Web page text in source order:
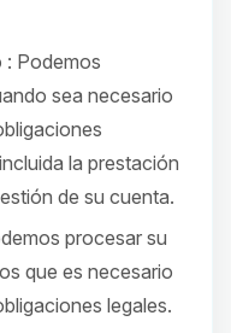
: Podemos
sea necesario
la prestación
de su cuenta.
procesar su
que es necesario
legales.